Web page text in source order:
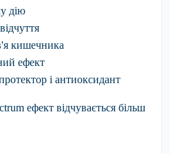
дію
кишечника
ефект
і антиоксидант
ефект відчувається більш